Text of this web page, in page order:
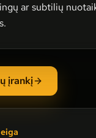
ar subtilių
įrankį